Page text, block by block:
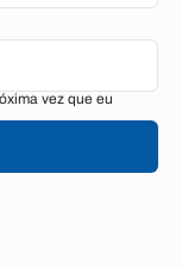
vez que eu